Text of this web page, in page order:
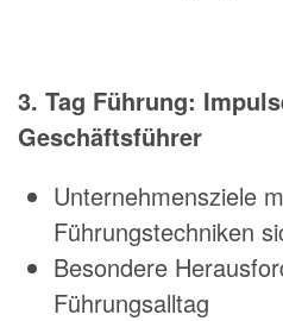
3. Tag Führung:
Geschäftsführer
Unternehmensziele
Führungstechniken
Besondere
Führungsalltag